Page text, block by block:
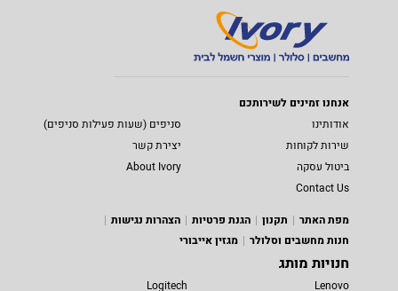
אנחנו זמינים לשירותכם
אודותינו
סניפים (שעות פעילות סניפים)
שירות לקוחות
יצירת קשר
ביטול עסקה
About Ivory
Contact Us
מפת האתר
תקנון הגנת פרטיות
הצהרות נגישות
חנות מחשבים וסלולר
מגזין אייבורי
חנויות מותג
Lenovo
Logitech